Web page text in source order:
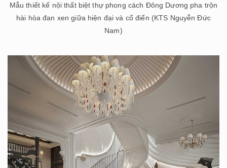
Mẫu thiết kế nội thất biệt thự phong cách Đông Dương pha trộn
hài hòa đan xen giữa hiện đại và cổ điển (KTS Nguyễn Đức
Nam)